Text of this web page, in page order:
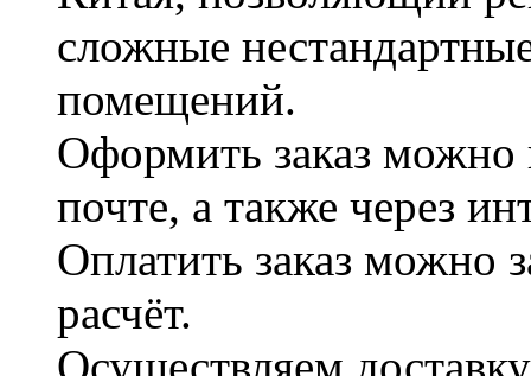
сложные
помещений.
Оформить заказ можно
почте, а также через
Оплатить заказ можно
расчёт.